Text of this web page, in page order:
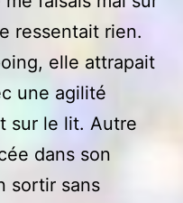
ressentait rien.
elle attrapait
une agilité
sur le lit. Autre
dans son
sortir sans